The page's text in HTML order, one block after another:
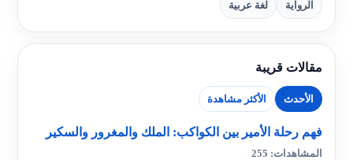
الرواية لغة عربية
مقالات قريبة
الأحدث الأكثر مشاهدة
فهم رحلة الأمير بين الكواكب: الملك والمغرور والسكير
المشاهدات: 255